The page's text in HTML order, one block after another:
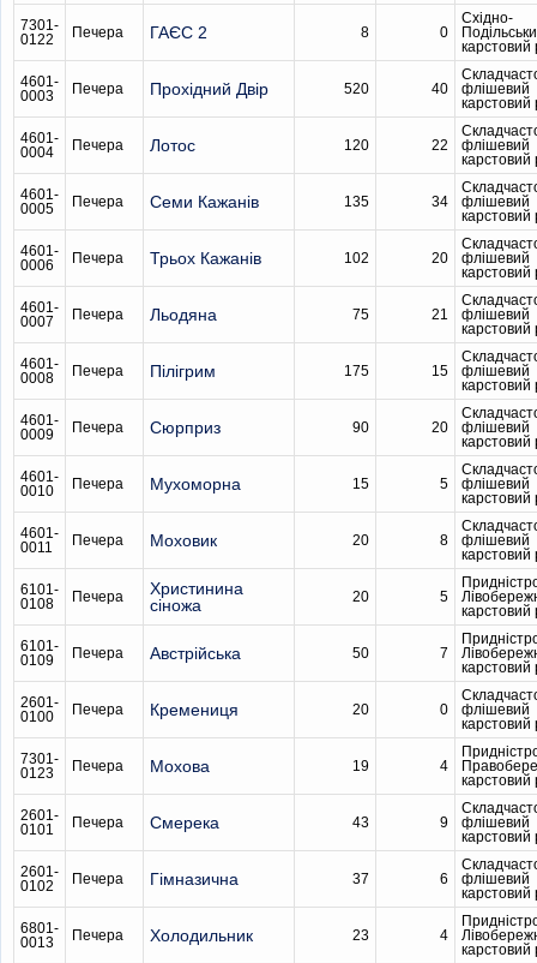
7301-
0122
Печера ГАЄС 2 8 0
Східно-
карстовий
4601-
0003
Печера Прохідний Двір 520 40
флішевий
карстовий
4601-
0004
Печера Лотос 120 22
флішевий
карстовий
4601-
0005
Печера Семи Кажанів 135 34
флішевий
карстовий
4601-
0006
Печера Трьох Кажанів 102 20
флішевий
карстовий
4601-
0007
Печера Льодяна 75 21
флішевий
карстовий
4601-
0008
Печера Пілігрим 175 15
флішевий
карстовий
4601-
0009
Печера Сюрприз 90 20
флішевий
карстовий
4601-
0010
Печера Мухоморна 15 5
флішевий
карстовий
4601-
0011
Печера Моховик 20 8
флішевий
карстовий
6101-
0108
Печера
Христинина
сіножа
20 5
карстовий
6101-
0109
Печера Австрійська 50 7
карстовий
2601-
0100
Печера Кремениця 20 0
флішевий
карстовий
7301-
0123
Печера Мохова 19 4
карстовий
2601-
0101
Печера Смерека 43 9
флішевий
карстовий
2601-
0102
Печера Гімназична 37 6
флішевий
карстовий
6801-
0013
Печера Холодильник 23 4
карстовий